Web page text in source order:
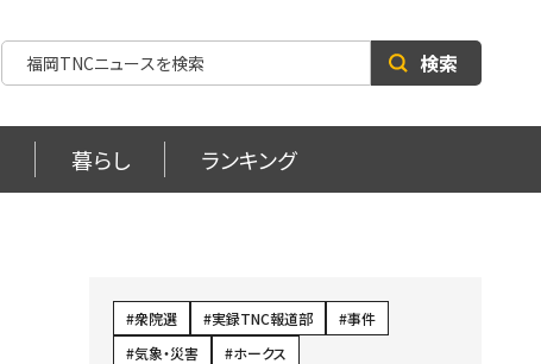
検索
暮らし ランキング
衆院選 実録TNC報道部
事件
気象・災害
ホークス